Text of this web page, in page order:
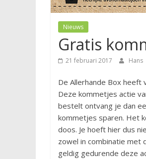
Nieuws
Gratis
21 februari 2017 Hans
De Allerhande Box heeft
Deze kommetjes actie
bestelt ontvang je dan
kommetjes sparen. Het
doos. Je hoeft hier dus
zowel in combinatie met
geldig gedurende deze